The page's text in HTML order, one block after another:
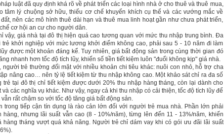
luật đã quy định khá rõ về phát triển các loại hình nhà ở cho thuê và thuê mua,
tâm lý chuộng sở hữu, thiếu cơ chế khuyến khích cụ thể và các vướng mắc về
nên các mô hình thuê dài hạn và thuê mua linh hoạt gần như chưa phát triển,
cơ hội an cư cho người dân.
vậy, giá nhà tại đô thị hiện quá cao tương quan với mức thu nhập trung bình. Đa
trẻ khởi nghiệp với mức lương khởi điểm không cao, phải sau 5 - 10 năm đi làm
được một khoản đáng kể. Tuy nhiên, giá bất động sản trong cùng thời gian đó
nhanh hơn tốc độ tích lũy, khiến số tiền tiết kiệm luôn "đuổi không kịp" giá nhà.
người trẻ thường đối mặt với nhiều khoản chi tiêu khác: nuôi con nhỏ, hỗ trợ cha
nâng cao… nên tỷ lệ tiết kiệm từ thu nhập không cao. Một khảo sát chỉ ra đa số
trẻ tại đô thị chỉ tiết kiệm được dưới 20% thu nhập hàng tháng, còn lại dành cho
và các nghĩa vụ khác. Như vậy, ngay cả khi thu nhập có cải thiện, tốc độ tích lũy để
rất chậm so với tốc độ tăng giá bất động sản.
trong tiếp cận tín dụng là rào cản lớn đối với người trẻ mua nhà. Phần lớn phải
hàng, nhưng lãi suất vẫn cao (8 - 10%/năm), từng lên đến 11 - 13%/năm, khiến
hàng tháng vượt quá khả năng. Người trẻ chỉ dám vay khi có gói ưu đãi lãi suất